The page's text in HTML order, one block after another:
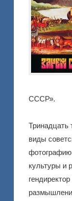
СССР».
Тринадцать
виды
фотографию
культуры и